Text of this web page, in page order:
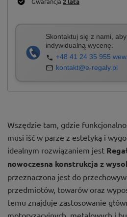
Skontaktuj się z nami,
indywidualną wycenę.
+48 41 24 35 955
kontakt@e-regaly.pl
Wszędzie tam, gdzie
musi iść w parze z estetyką i
idealnym rozwiązaniem jest
nowoczesna konstrukcja z
przeznaczona jest do
przedmiotów, towarów oraz
temu znajduje zastosowanie
motoryzacyjnych, metalowych i